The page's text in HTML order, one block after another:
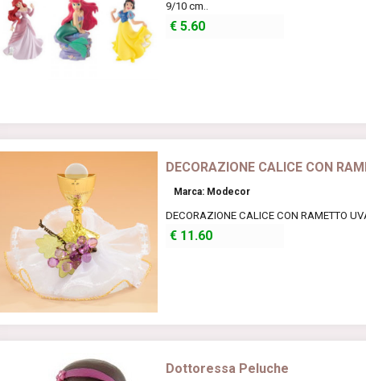
9/10 cm..
€5.60
DECORAZIONE CALICE CON
Marca: Modecor
DECORAZIONE CALICE CON RAMETTO
€ 11.60
Dottoressa Peluche